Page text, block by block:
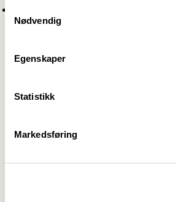
Samtykkevalg
Nødvendig
Egenskaper
Statistikk
Markedsføring
fagarbeidere som tar
vekt på viktigheten av at
kompetanse og at det bør
informasjon til kollegaer det